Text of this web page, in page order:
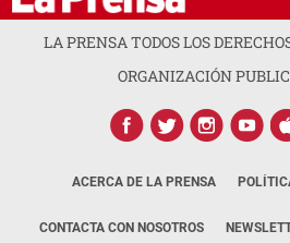
LA PRENSA TODOS LOS
ORGANIZACIÓN
ACERCA DE LA PRENSA
CONTACTA CON NOSOTROS